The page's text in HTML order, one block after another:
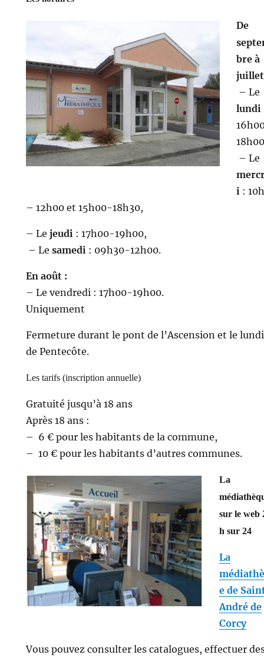
De
bre à
– Le
lundi
– Le
i :
– 12h00 et 15h00-18h30,
– Le jeudi : 17h00-19h00,
– Le samedi : 09h30-12h00.
En août :
– Le vendredi : 17h00-19h00.
Uniquement
Fermeture durant le pont de l’Ascension et le lundi
de Pentecôte.
Les tarifs (inscription annuelle)
Gratuité jusqu’à 18 ans
Après 18 ans :
– 6 € pour les habitants de la commune,
– 10 € pour les habitants d’autres communes.
La
sur le web
h sur 24
La
e de
André de
Corcy
Vous pouvez consulter les catalogues, effectuer